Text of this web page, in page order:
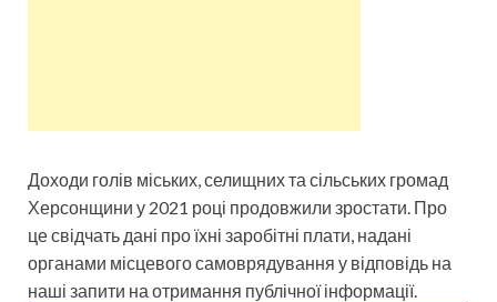
Доходи голів міських, селищних та сільських громад
Херсонщини у 2021 році продовжили зростати. Про
це свідчать дані про їхні заробітні плати, надані
органами місцевого самоврядування у відповідь на
наші запити на отримання публічної інформації.